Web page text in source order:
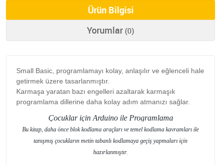
Ürün Bilgisi
Yorumlar (0)
Small Basic, programlamayı kolay, anlaşılır ve eğlenceli hale
getirmek üzere tasarlanmıştır.
Karmaşa yaratan bazı engelleri azaltarak karmaşık
programlama dillerine daha kolay adım atmanızı sağlar.
Çocuklar için Arduino ile Programlama
Bu kitap, daha önce blok kodlama araçları ve temel kodlama kavramları ile
tanışmış çocukların metin tabanlı kodlamaya geçiş yapmaları için
hazırlanmıştır.